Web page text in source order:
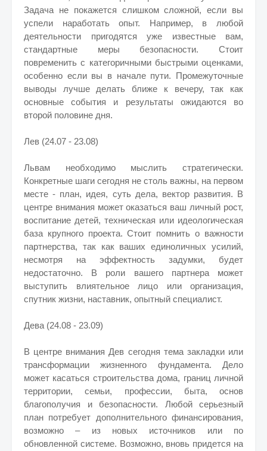
Задача не покажется слишком сложной, если вы
успели наработать опыт. Например, в любой
деятельности пригодятся уже известные вам,
стандартные меры безопасности. Стоит
повременить с категоричными быстрыми оценками,
особенно если вы в начале пути. Промежуточные
выводы лучше делать ближе к вечеру, так как
основные события и результаты ожидаются во
второй половине дня.
Лев (24.07 - 23.08)
Львам необходимо мыслить стратегически.
Конкретные шаги сегодня не столь важны, на первом
месте - план, идея, суть дела, вектор развития. В
центре внимания может оказаться ваш личный рост,
воспитание детей, техническая или идеологическая
база крупного проекта. Стоит помнить о важности
партнерства, так как ваших единоличных усилий,
несмотря на эффектность задумки, будет
недостаточно. В роли вашего партнера может
выступить влиятельное лицо или организация,
спутник жизни, наставник, опытный специалист.
Дева (24.08 - 23.09)
В центре внимания Дев сегодня тема закладки или
трансформации жизненного фундамента. Дело
может касаться строительства дома, границ личной
территории, семьи, профессии, быта, основ
благополучия и безопасности. Любой серьезный
план потребует дополнительного финансирования,
возможно – из новых источников или по
обновленной системе. Возможно, вновь придется на